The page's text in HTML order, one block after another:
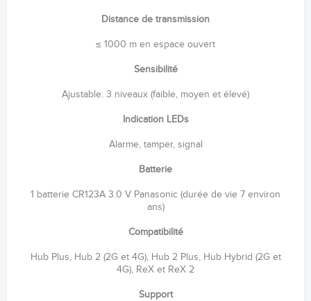
Distance de transmission
≤ 1000 m en espace ouvert
Sensibilité
Ajustable: 3 niveaux (faible, moyen et élevé)
Indication LEDs
Alarme, tamper, signal
Batterie
1 batterie CR123A 3.0 V Panasonic (durée de vie 7 environ
ans)
Compatibilité
Hub Plus, Hub 2 (2G et 4G), Hub 2 Plus, Hub Hybrid (2G et
4G), ReX et ReX 2
Support